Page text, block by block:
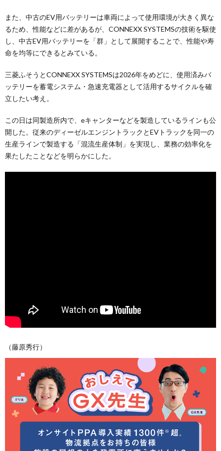
また、中古のEV用バッテリーは車両によって使用環境が大きく異な
るため、性能などに差があるが、CONNEXX SYSTEMSの技術を駆使
し、中古EV用バッテリーを「群」として展開することで、性能や寿
命を均等にできるとみている。
三菱ふそうとCONNEXX SYSTEMSは2026年をめどに、使用済みバ
ッテリーを蓄電システム・急速充電器として活用するサイクルを確
立したい考え。
この日は同製造所内で、eキャンターなどを製造しているラインも公
開した。従来のディーゼルエンジントラックとEVトラックを同一の
生産ラインで製造する「混流生産体制」を実現し、業務の効率化を
果たしたことなどを明らかにした。
（藤原秀行）